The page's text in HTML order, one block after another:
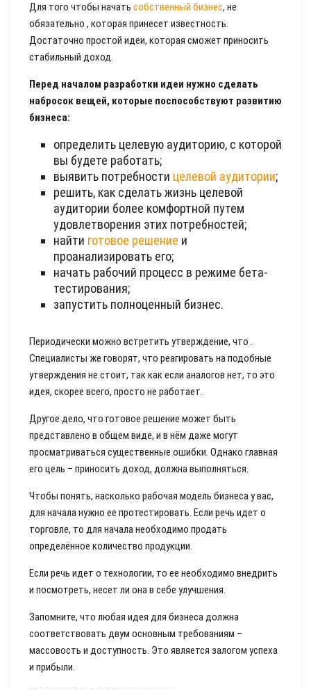
Для того чтобы начать собственный бизнес, не
обязательно , которая принесет известность.
Достаточно простой идеи, которая сможет приносить
стабильный доход.
Перед началом разработки идеи нужно сделать
набросок вещей, которые поспособствуют развитию
бизнеса:
определить целевую аудиторию, с которой
вы будете работать;
выявить потребности целевой аудитории;
решить, как сделать жизнь целевой
аудитории более комфортной путем
удовлетворения этих потребностей;
найти готовое решение и
проанализировать его;
начать рабочий процесс в режиме бета-
тестирования;
запустить полноценный бизнес.
Периодически можно встретить утверждение, что .
Специалисты же говорят, что реагировать на подобные
утверждения не стоит, так как если аналогов нет, то это
идея, скорее всего, просто не работает.
Другое дело, что готовое решение может быть
представлено в общем виде, и в нём даже могут
просматриваться существенные ошибки. Однако главная
его цель – приносить доход, должна выполняться.
Чтобы понять, насколько рабочая модель бизнеса у вас,
для начала нужно ее протестировать. Если речь идет о
торговле, то для начала необходимо продать
определённое количество продукции.
Если речь идет о технологии, то ее необходимо внедрить
и посмотреть, несет ли она в себе улучшения.
Запомните, что любая идея для бизнеса должна
соответствовать двум основным требованиям –
массовость и доступность. Это является залогом успеха
и прибыли.